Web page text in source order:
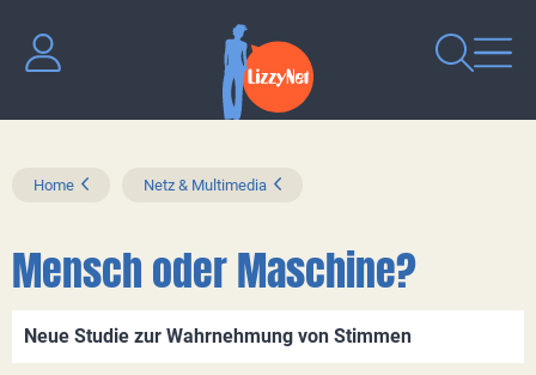
Home Netz & Multimedia
Mensch oder Maschine?
Neue Studie zur Wahrnehmung von Stimmen